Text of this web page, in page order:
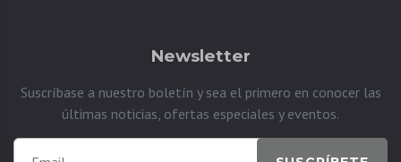
Newsletter
Suscríbase a nuestro boletín y sea el primero en conocer las
últimas noticias, ofertas especiales y eventos.